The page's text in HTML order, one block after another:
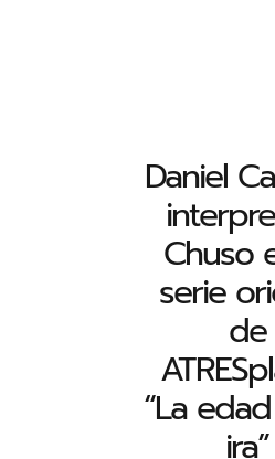
Daniel
Chuso
serie
de
“La
ira”